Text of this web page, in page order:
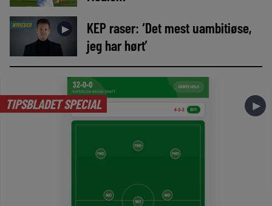
NYHEDER ►
KEP raser: ‘Det mest uambitiøse,
jeg har hørt’
TIPSBLADET SPECIAL ►